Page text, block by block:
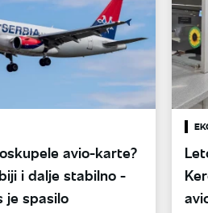
avio-karte?
i dalje stabilno -
je spasilo